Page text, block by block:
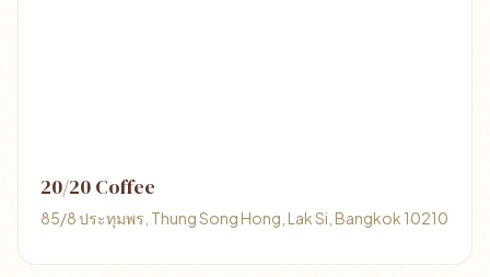
20/20 Coffee
85/8 ประทุมพร, Thung Song Hong, Lak Si, Bangkok 10210